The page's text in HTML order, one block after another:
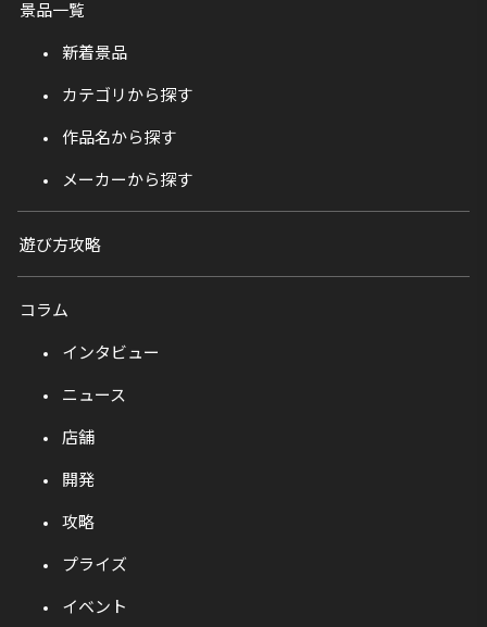
景品一覧
新着景品
カテゴリから探す
作品名から探す
メーカーから探す
遊び方攻略
コラム
インタビュー
ニュース
店舗
開発
攻略
プライズ
イベント